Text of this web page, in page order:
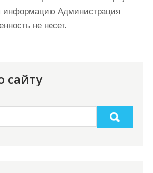
информацию Администрация
не несет.
сайту